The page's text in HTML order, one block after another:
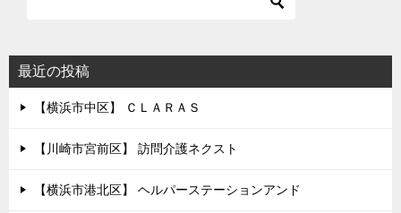
最近の投稿
【横浜市中区】 ＣＬＡＲＡＳ
【川崎市宮前区】 訪問介護ネクスト
【横浜市港北区】 ヘルパーステーションアンド